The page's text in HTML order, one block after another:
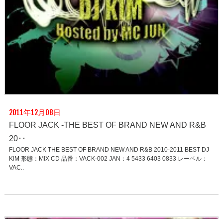
2011年12月08日
FLOOR JACK -THE BEST OF BRAND NEW AND R&B
20･･
FLOOR JACK THE BEST OF BRAND NEW AND R&B 2010-2011 BEST DJ
KIM 形態：MIX CD 品番：VACK-002 JAN：4 5433 6403 0833 レーベル：
VAC..